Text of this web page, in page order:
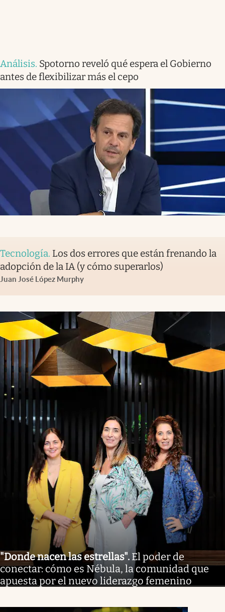
Análisis. Spotorno reveló qué espera el Gobierno
antes de flexibilizar más el cepo
Tecnología. Los dos errores que están frenando la
adopción de la IA (y cómo superarlos)
Juan José López Murphy
"Donde nacen las estrellas". El poder de
conectar: cómo es Nébula, la comunidad que
apuesta por el nuevo liderazgo femenino